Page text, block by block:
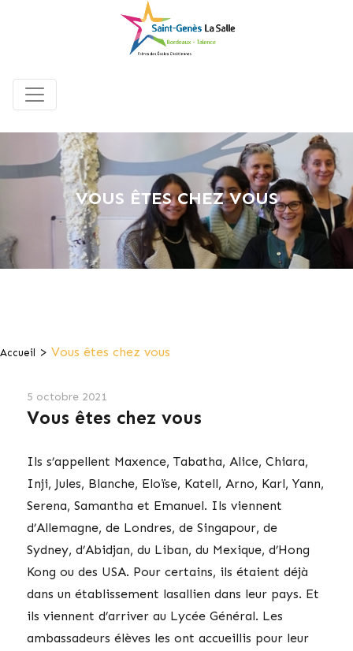
VOUS ÊTES CHEZ VOUS
Accueil > Vous êtes chez vous
5 octobre 2021
Vous êtes chez vous
Ils s’appellent Maxence, Tabatha, Alice, Chiara,
Inji, Jules, Blanche, Eloïse, Katell, Arno, Karl, Yann,
Serena, Samantha et Emanuel. Ils viennent
d’Allemagne, de Londres, de Singapour, de
Sydney, d’Abidjan, du Liban, du Mexique, d’Hong
Kong ou des USA. Pour certains, ils étaient déjà
dans un établissement lasallien dans leur pays. Et
ils viennent d’arriver au Lycée Général. Les
ambassadeurs élèves les ont accueillis pour leur